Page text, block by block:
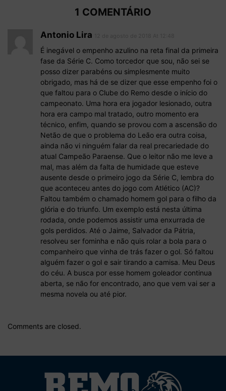
1 COMENTÁRIO
Antonio Lira
É inegável o empenho azulino na reta final da primeira
fase da Série C. Como torcedor que sou, não sei se
posso dizer parabéns ou simplesmente muito
obrigado, mas há de se dizer que esse empenho foi o
que faltou para o Clube do Remo desde o início do
campeonato. Uma hora era jogador lesionado, outra
hora era campo mal tratado, outro momento era
técnico, enfim, quando se provou com a ascensão do
Netão de que o problema do Leão era outra coisa,
ainda não vi ninguém falar da real precariedade do
atual Campeão Paraense. Que o leitor não me leve a
mal, mas além da falta de humidade que esteve
ausente desde o primeiro jogo da Série C, lembra do
que aconteceu antes do jogo com Atlético (AC)?
Faltou também o chamado homem gol para o filho da
glória e do triunfo. Um exemplo está nesta última
rodada, onde podemos assistir uma enxurrada de
gols perdidos. Até o Jaime, Salvador da Pátria,
resolveu ser fominha e não quis rolar a bola para o
companheiro que vinha de trás fazer o gol. Só faltou
alguém fazer o gol e sair tirando a camisa. Meu Deus
do céu. A busca por esse homem goleador continua
aberta, se não for encontrado, ano que vem vai ser a
mesma novela ou até pior.
Comments are closed.